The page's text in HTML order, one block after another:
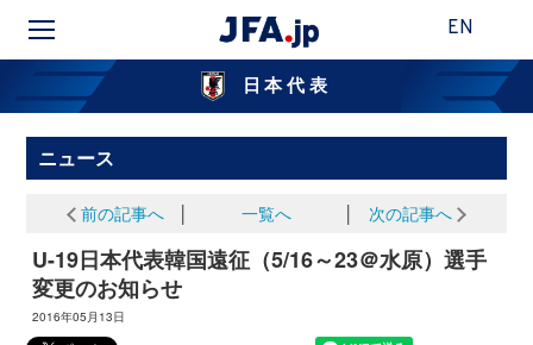
EN
日本代表
ニュース
前の記事へ 一覧へ 次の記事へ
U-19日本代表韓国遠征（5/16～23＠水原）選手
変更のお知らせ
2016年05月13日